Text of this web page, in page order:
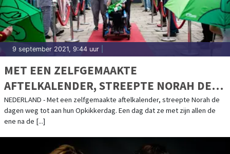
9 september 2021, 9:44 uur
MET EEN ZELFGEMAAKTE
AFTELKALENDER, STREEPTE NORAH DE
DAGEN WEG TOT AAN HUN OPKIKKERDAG
NEDERLAND - Met een zelfgemaakte aftelkalender, streepte Norah de
dagen weg tot aan hun Opkikkerdag. Een dag dat ze met zijn allen de
ene na de [...]